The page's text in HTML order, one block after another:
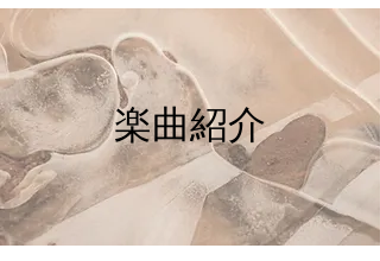
​楽曲紹介